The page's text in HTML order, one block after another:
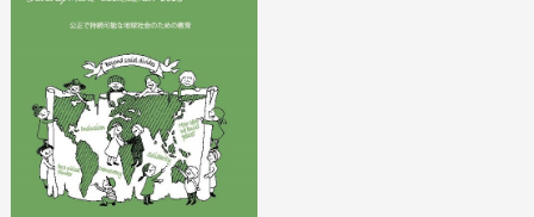
ボランティアをする
企業・団体の皆さまへ